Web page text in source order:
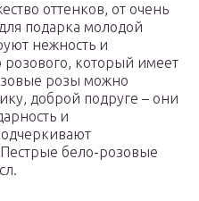
оттенков, от очень
подарка молодой
нежность и
который имеет
розы можно
доброй подруге – они
и
Пестрые бело-розовые